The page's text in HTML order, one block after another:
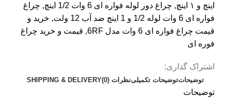
اینچ و ۱ اینچ
, چراغ دور لوله فواره ای 6 وات 1/2 اینچ , چراغ
فواره ای 6 وات لوله 1/2 و 1 اینچ ضد آب 12 ولت
, خرید و
قیمت چراغ فواره ای 6 وات مدل 6RF
, قیمت و خرید چراغ
فوره ای
اشتراک گذاری:
توضیحاتتوضیحات تکمیلینظرات (0) SHIPPING & DELIVERY
توضیحات